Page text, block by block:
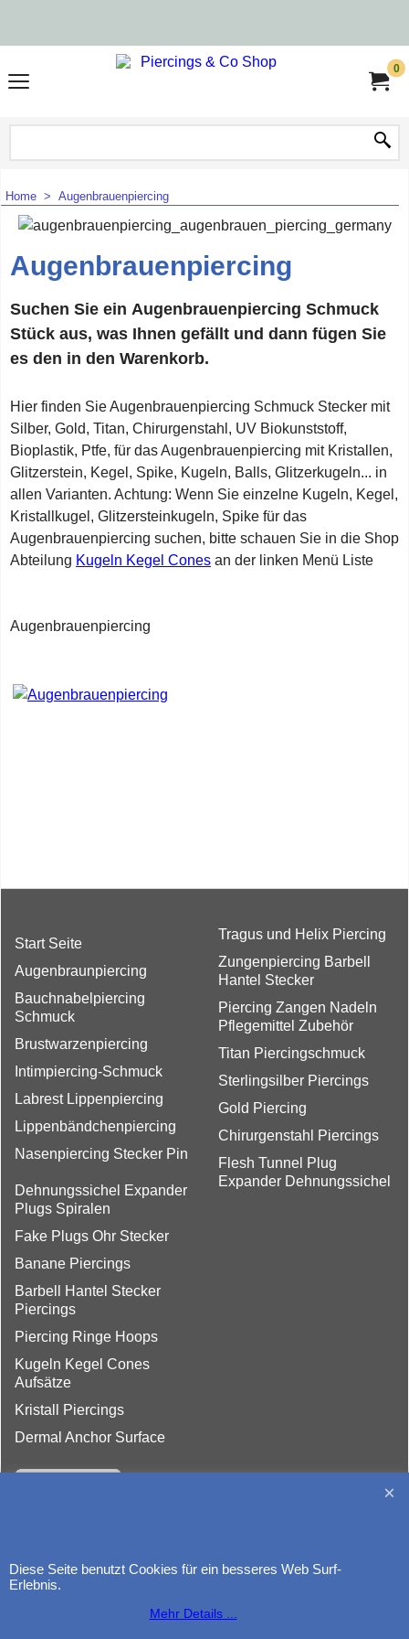
0
Home > Augenbrauenpiercing
Augenbrauenpiercing
Suchen Sie ein Augenbrauenpiercing Schmuck
Stück aus, was Ihnen gefällt und dann fügen Sie
es den in den Warenkorb.
Hier finden Sie Augenbrauenpiercing Schmuck Stecker mit
Silber, Gold, Titan, Chirurgenstahl, UV Biokunststoff,
Bioplastik, Ptfe, für das Augenbrauenpiercing mit Kristallen,
Glitzerstein, Kegel, Spike, Kugeln, Balls, Glitzerkugeln... in
allen Varianten. Achtung: Wenn Sie einzelne Kugeln, Kegel,
Kristallkugel, Glitzersteinkugeln, Spike für das
Augenbrauenpiercing suchen, bitte schauen Sie in die Shop
Abteilung Kugeln Kegel Cones an der linken Menü Liste
Augenbrauenpiercing
Start Seite
Augenbraunpiercing
Bauchnabelpiercing
Schmuck
Brustwarzenpiercing
Intimpiercing-Schmuck
Labrest Lippenpiercing
Lippenbändchenpiercing
Nasenpiercing Stecker Pin
Tragus und Helix Piercing
Zungenpiercing Barbell
Hantel Stecker
Piercing Zangen Nadeln
Pflegemittel Zubehör
Titan Piercingschmuck
Sterlingsilber Piercings
Gold Piercing
Chirurgenstahl Piercings
Flesh Tunnel Plug
Expander Dehnungssichel
Dehnungssichel Expander
Plugs Spiralen
Fake Plugs Ohr Stecker
Banane Piercings
Barbell Hantel Stecker
Piercings
Piercing Ringe Hoops
Kugeln Kegel Cones
Aufsätze
Kristall Piercings
Dermal Anchor Surface
Diese Seite benutzt Cookies für ein besseres Web Surf-
Erlebnis.
Mehr Details ...